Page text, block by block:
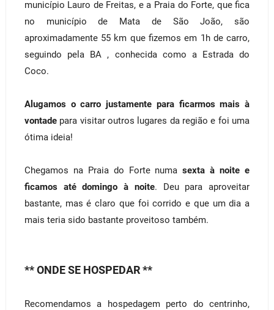
município Lauro de Freitas, e a Praia do Forte, que fica
no município de Mata de São João, são
aproximadamente 55 km que fizemos em 1h de carro,
seguindo pela BA , conhecida como a Estrada do
Coco.
Alugamos o carro justamente para ficarmos mais à
vontadepara visitar outros lugares da região e foi uma
ótima ideia!
Chegamos na Praia do Forte numa sexta à noite e
ficamos até domingo à noite. Deu para aproveitar
bastante, mas é claro que foi corrido e que um dia a
mais teria sido bastante proveitoso também.
** ONDE SE HOSPEDAR **
Recomendamos a hospedagem perto do centrinho,